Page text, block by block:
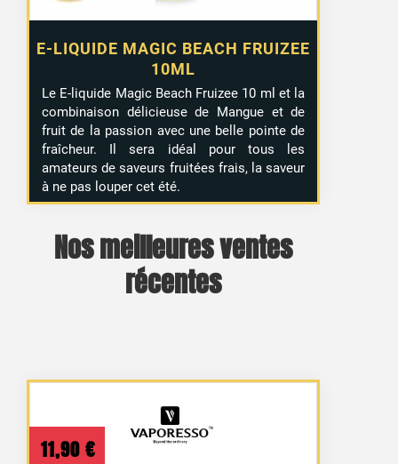
E-LIQUIDE MAGIC BEACH FRUIZEE
10ML
Le E-liquide Magic Beach Fruizee 10 ml et la
combinaison délicieuse de Mangue et de
fruit de la passion avec une belle pointe de
fraîcheur. Il sera idéal pour tous les
amateurs de saveurs fruitées frais, la saveur
à ne pas louper cet été.
Nos meilleures ventes
récentes
11,90 €